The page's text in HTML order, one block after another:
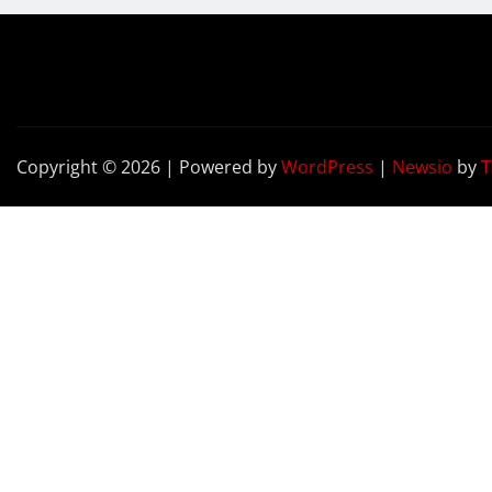
Copyright © 2026 | Powered byWordPress | Newsio by